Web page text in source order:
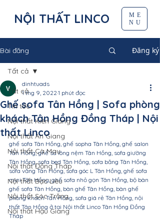
NỘI THẤT LINCO
ME
NU
Bài đăng Đăng ký
Tất cả
Tin tức
Nội thất Kiên Giang
Nội thất An Giang
Nội thất Cà Mau
Nội thất Đồng Tháp
Nội thất Bạc Liêu
Nội thất Sóc Trăng
Nội thất Hậu Giang
Tất cả
Ghế sofa Tân Hồng | Sofa phòng
khách Tân Hồng Đồng Tháp | Nội
thất Linco
dinhtuads
1 thg 9, 2022 1 phút đọc
ghế sofa Tân Hồng, ghế sopha Tân Hồng, ghế salon
Tân Hồng, ghế sa lông nệm Tân Hồng, sofa giường
Tân Hồng, sofa bed Tân Hồng, sofa băng Tân Hồng,
sofa văng Tân Hồng, sofa góc L Tân Hồng, ghế sofa
mini Tân Hồng, ghế sofa nhỏ gọn Tân Hồng, bộ bàn
ghế sofa Tân Hồng, bàn ghế Tân Hồng, bàn ghế
phòng khách Tân Hồng, sofa giá rẻ Tân Hồng, nội
thất Tân Hồng ở tại Nội thất Linco Tân Hồng Đồng
Tháp